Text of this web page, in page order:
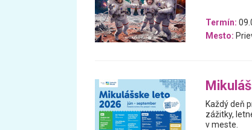
Termín:
Mesto:
Každý deň
zážitky,
v meste.